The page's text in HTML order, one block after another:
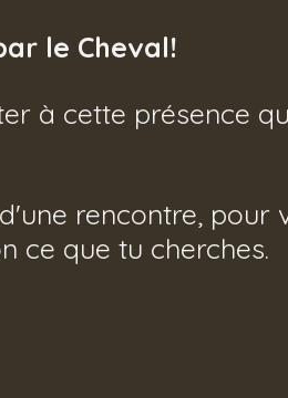
le Cheval!
à cette présence
rencontre, pour
ce que tu cherches.